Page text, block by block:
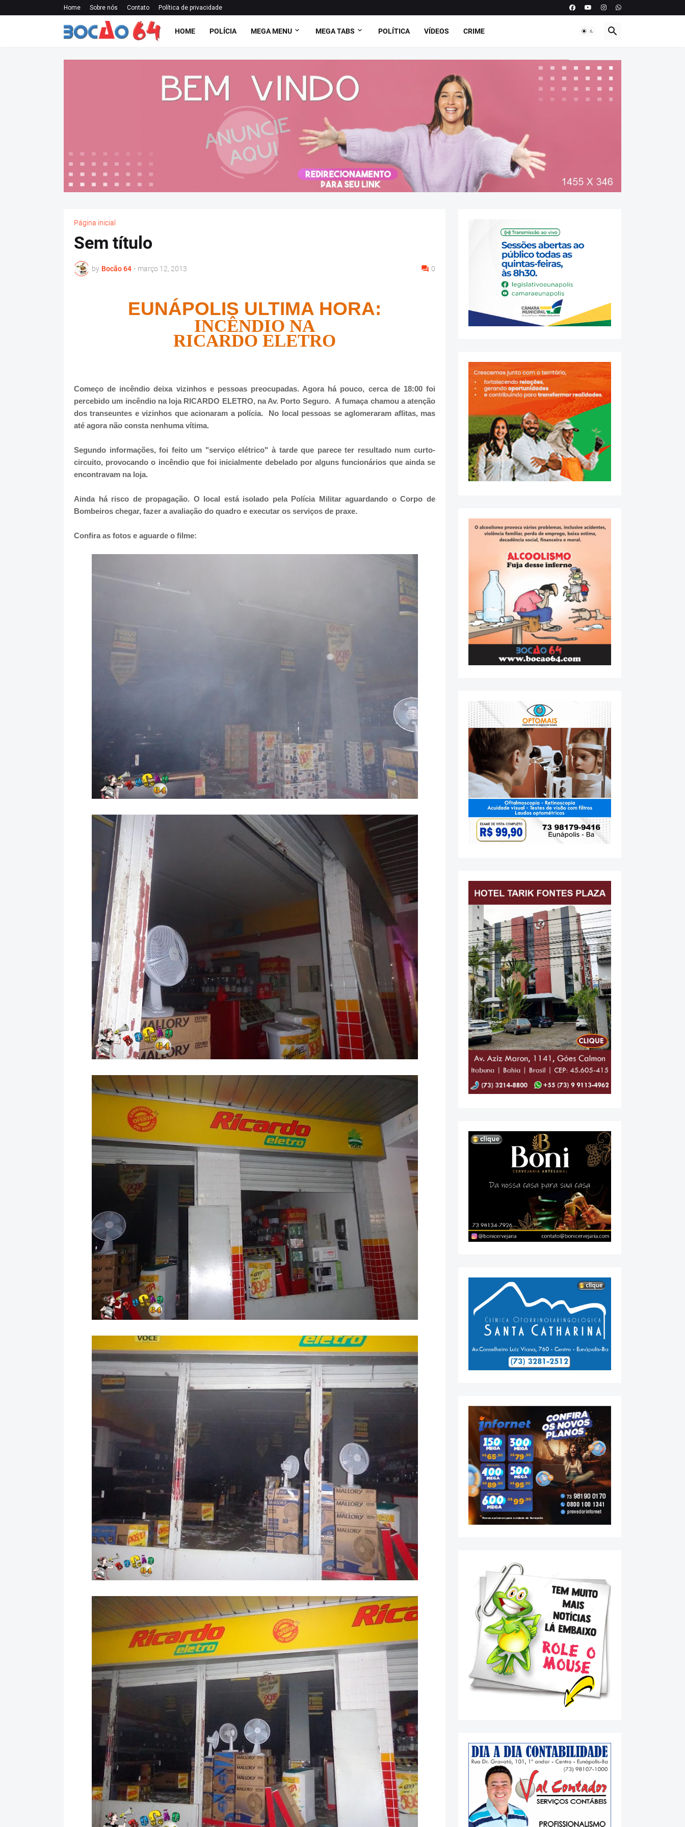
Home Sobre nós Contato Política de privacidade
HOME POLÍCIA MEGA MENU MEGA TABS POLÍTICA VÍDEOS CRIME
Página inicial
Sem título
by Bocão 64 - março 12, 2013 0
EUNÁPOLIS ULTIMA HORA:
INCÊNDIO NA
RICARDO ELETRO
Começo de incêndio deixa vizinhos e pessoas preocupadas. Agora há pouco, cerca de 18:00 foi
percebido um incêndio na loja RICARDO ELETRO, na Av. Porto Seguro. A fumaça chamou a atenção
dos transeuntes e vizinhos que acionaram a polícia. No local pessoas se aglomeraram aflitas, mas
até agora não consta nenhuma vítima.
Segundo informações, foi feito um "serviço elétrico" à tarde que parece ter resultado num curto-
circuito, provocando o incêndio que foi inicialmente debelado por alguns funcionários que ainda se
encontravam na loja.
Ainda há risco de propagação. O local está isolado pela Polícia Militar aguardando o Corpo de
Bombeiros chegar, fazer a avaliação do quadro e executar os serviços de praxe.
Confira as fotos e aguarde o filme: